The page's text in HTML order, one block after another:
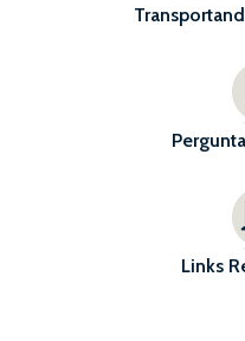
Links